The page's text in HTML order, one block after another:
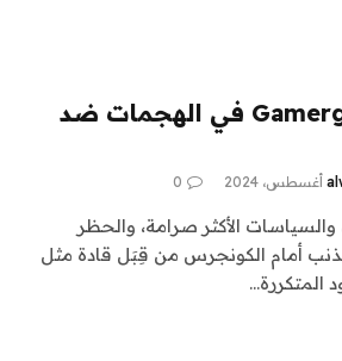
يستمر إرث Gamergate في الهجمات ضد
0
الأكثر صرامة، والحظر
أمام الكونجرس من قِبَل قادة مثل
المتكررة…